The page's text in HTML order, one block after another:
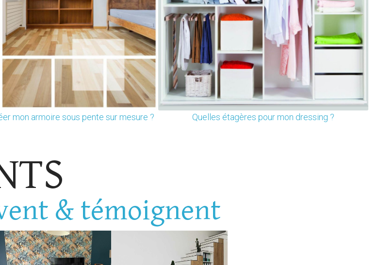
mon armoire sous pente sur mesure ? Quelles étagères pour mon dressing ?
& témoignent